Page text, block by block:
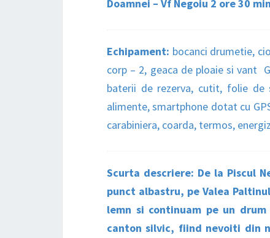
Doamnei – Vf Negoiu 2 ore 30
Echipament: bocanci drumetie,
corp – 2, geaca de ploaie si vant
baterii de rezerva, cutit, folie de
alimente, smartphone dotat cu
carabiniera, coarda, termos,
Scurta descriere: De la Piscul
punct albastru, pe Valea
lemn si continuam pe un
canton silvic, fiind nevoiti din